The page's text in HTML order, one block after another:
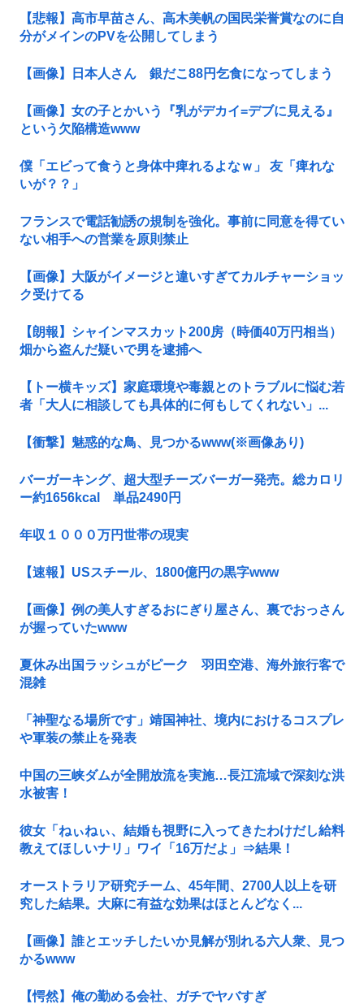
【悲報】高市早苗さん、高木美帆の国民栄誉賞なのに自
分がメインのPVを公開してしまう
【画像】日本人さん 銀だこ88円乞食になってしまう
【画像】女の子とかいう『乳がデカイ=デブに見える』
という欠陥構造www
僕「エビって食うと身体中痺れるよなｗ」 友「痺れな
いが？？」
フランスで電話勧誘の規制を強化。事前に同意を得てい
ない相手への営業を原則禁止
【画像】大阪がイメージと違いすぎてカルチャーショッ
ク受けてる
【朗報】シャインマスカット200房（時価40万円相当）
畑から盗んだ疑いで男を逮捕へ
【トー横キッズ】家庭環境や毒親とのトラブルに悩む若
者「大人に相談しても具体的に何もしてくれない」...
【衝撃】魅惑的な鳥、見つかるwww(※画像あり)
バーガーキング、超大型チーズバーガー発売。総カロリ
ー約1656kcal 単品2490円
年収１０００万円世帯の現実
【速報】USスチール、1800億円の黒字www
【画像】例の美人すぎるおにぎり屋さん、裏でおっさん
が握っていたwww
夏休み出国ラッシュがピーク 羽田空港、海外旅行客で
混雑
「神聖なる場所です」靖国神社、境内におけるコスプレ
や軍装の禁止を発表
中国の三峡ダムが全開放流を実施…長江流域で深刻な洪
水被害！
彼女「ねぃねぃ、結婚も視野に入ってきたわけだし給料
教えてほしいナリ」ワイ「16万だよ」⇒結果！
オーストラリア研究チーム、45年間、2700人以上を研
究した結果。大麻に有益な効果はほとんどなく...
【画像】誰とエッチしたいか見解が別れる六人衆、見つ
かるwww
【愕然】俺の勤める会社、ガチでヤバすぎ